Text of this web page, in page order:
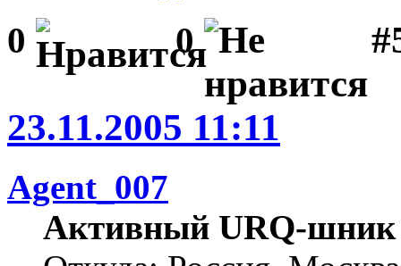
0 0
23.11.2005 11:11
Agent_007
Активный URQ-шник